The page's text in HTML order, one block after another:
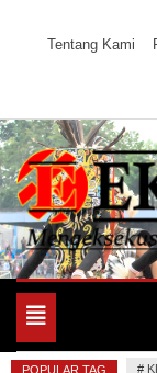
Tentang Kami
Mengeksekusi
Toggle
navigation
POPULAR TAG #